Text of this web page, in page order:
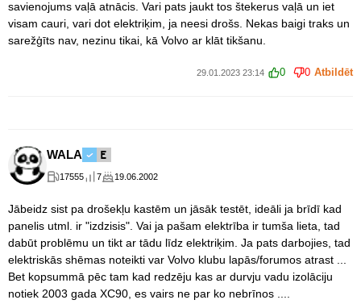
savienojums vaļā atnācis. Vari pats jaukt tos štekerus vaļā un iet
visam cauri, vari dot elektriķim, ja neesi drošs. Nekas baigi traks un
sarežģīts nav, nezinu tikai, kā Volvo ar klāt tikšanu.
29.01.2023 23:14 0 0 Atbildēt
WALA
17555 7 19.06.2002
Jābeidz sist pa drošekļu kastēm un jāsāk testēt, ideāli ja brīdī kad
panelis utml. ir "izdzisis". Vai ja pašam elektrība ir tumša lieta, tad
dabūt problēmu un tikt ar tādu līdz elektriķim. Ja pats darbojies, tad
elektriskās shēmas noteikti var Volvo klubu lapās/forumos atrast ...
Bet kopsummā pēc tam kad redzēju kas ar durvju vadu izolāciju
notiek 2003 gada XC90, es vairs ne par ko nebrīnos ....